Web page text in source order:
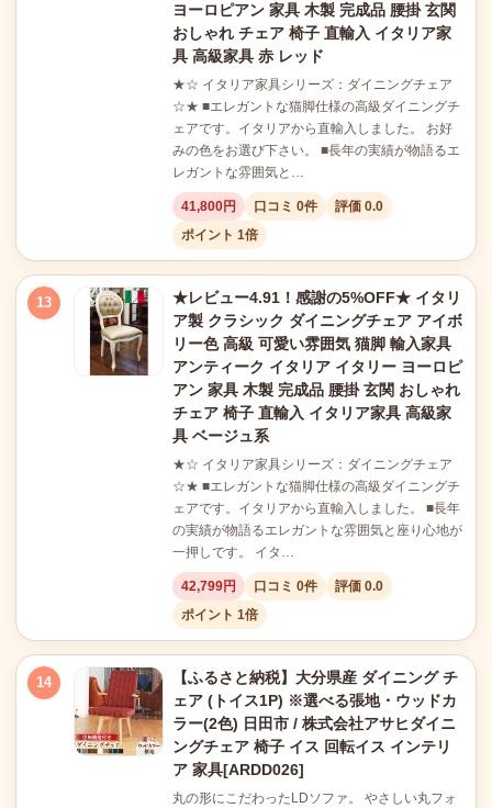
ヨーロピアン 家具 木製 完成品 腰掛 玄関
おしゃれ チェア 椅子 直輸入 イタリア家
具 高級家具 赤 レッド
★☆ イタリア家具シリーズ：ダイニングチェア
☆★ ■エレガントな猫脚仕様の高級ダイニングチ
ェアです。イタリアから直輸入しました。 お好
みの色をお選び下さい。 ■長年の実績が物語るエ
レガントな雰囲気と…
41,800円 口コミ 0件
評価 0.0
ポイント 1倍
13
★レビュー4.91！感謝の5%OFF★ イタリ
ア製 クラシック ダイニングチェア アイボ
リー色 高級 可愛い雰囲気 猫脚 輸入家具
アンティーク イタリア イタリー ヨーロピ
アン 家具 木製 完成品 腰掛 玄関 おしゃれ
チェア 椅子 直輸入 イタリア家具 高級家
具 ベージュ系
★☆ イタリア家具シリーズ：ダイニングチェア
☆★ ■エレガントな猫脚仕様の高級ダイニングチ
ェアです。イタリアから直輸入しました。 ■長年
の実績が物語るエレガントな雰囲気と座り心地が
一押しです。 イタ…
42,799円 口コミ 0件
評価 0.0
ポイント 1倍
14
【ふるさと納税】大分県産 ダイニング チ
ェア (トイス1P) ※選べる張地・ウッドカ
ラー(2色) 日田市 / 株式会社アサヒダイニ
ングチェア 椅子 イス 回転イス インテリ
ア 家具[ARDD026]
丸の形にこだわったLDソファ。 やさしい丸フォ